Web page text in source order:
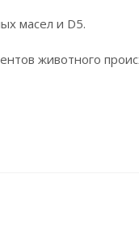
масел и D5.
животного